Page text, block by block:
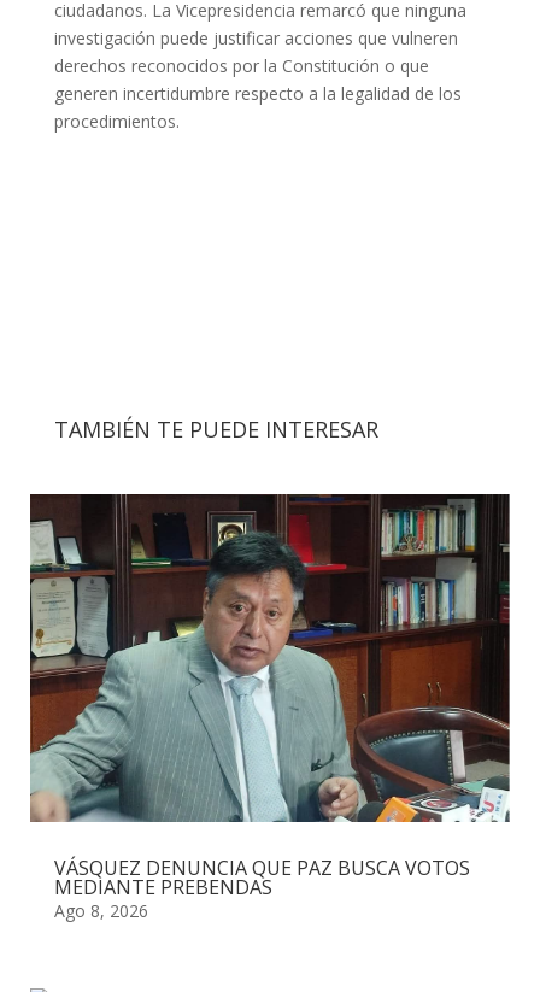
ciudadanos. La Vicepresidencia remarcó que ninguna
investigación puede justificar acciones que vulneren
derechos reconocidos por la Constitución o que
generen incertidumbre respecto a la legalidad de los
procedimientos.
TAMBIÉN TE PUEDE INTERESAR
VÁSQUEZ DENUNCIA QUE PAZ BUSCA VOTOS
MEDIANTE PREBENDAS
Ago 8, 2026